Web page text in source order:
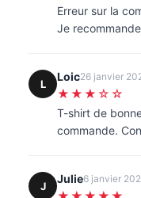
Erreur sur la
Je recommande
L
Loic26 janvier
★★★☆☆
T-shirt de
commande.
J
Julie6 janvier